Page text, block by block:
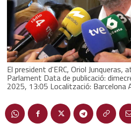
El president d'ERC, Oriol Junqueras,
Parlament Data de publicació:
2025, 13:05 Localització: Barcelona